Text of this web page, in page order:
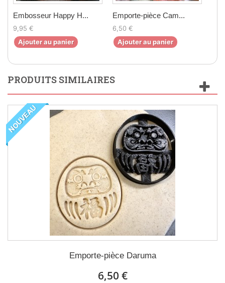
Embosseur Happy H...
9,95 €
Ajouter au panier
Emporte-pièce Cam...
6,50 €
Ajouter au panier
PRODUITS SIMILAIRES
NOUVEAU
Emporte-pièce Daruma
6,50 €